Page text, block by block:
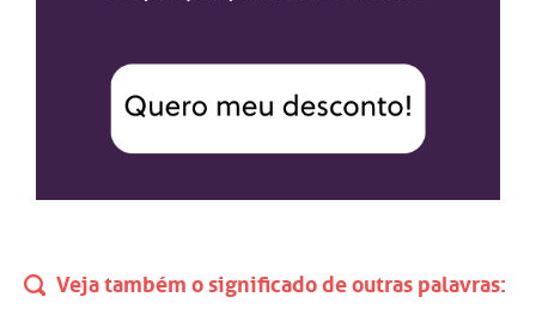
Veja também o significado de outras palavras: